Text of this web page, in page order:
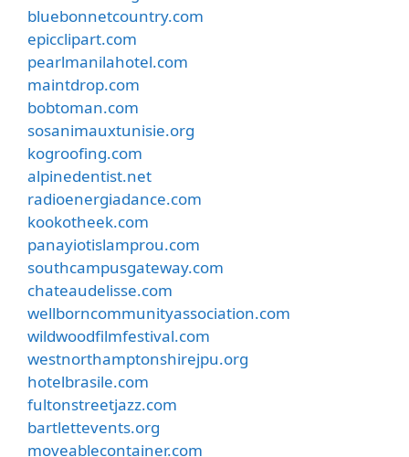
bluebonnetcountry.com
epicclipart.com
pearlmanilahotel.com
maintdrop.com
bobtoman.com
sosanimauxtunisie.org
kogroofing.com
alpinedentist.net
radioenergiadance.com
kookotheek.com
panayiotislamprou.com
southcampusgateway.com
chateaudelisse.com
wellborncommunityassociation.com
wildwoodfilmfestival.com
westnorthamptonshirejpu.org
hotelbrasile.com
fultonstreetjazz.com
bartlettevents.org
moveablecontainer.com